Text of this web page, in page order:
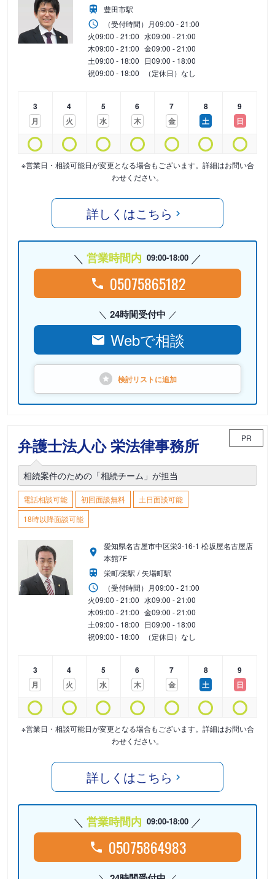
豊田市駅
（受付時間） 月09:00 - 21:00
火09:00 - 21:00 水09:00 - 21:00
木09:00 - 21:00 金09:00 - 21:00
土09:00 - 18:00 日09:00 - 18:00
祝09:00 - 18:00 （定休日）なし
3
月
4
火
5
水
6
木
7
金
8
土
9
日
※営業日・相談可能日が変更となる場合もございます。詳細はお問い合
わせください。
詳しくはこちら
営業時間内 09:00-18:00
05075865182
24時間受付中
Webで相談
検討リストに追加
弁護士法人心 栄法律事務所 PR
相続案件のための「相続チーム」が担当
電話相談可能 初回面談無料
土日面談可能
18時以降面談可能
愛知県名古屋市中区栄3-16-1 松坂屋名古屋店
本館7F
栄町/栄駅
矢場町駅
（受付時間） 月09:00 - 21:00
火09:00 - 21:00 水09:00 - 21:00
木09:00 - 21:00 金09:00 - 21:00
土09:00 - 18:00 日09:00 - 18:00
祝09:00 - 18:00 （定休日）なし
3
月
4
火
5
水
6
木
7
金
8
土
9
日
※営業日・相談可能日が変更となる場合もございます。詳細はお問い合
わせください。
詳しくはこちら
営業時間内 09:00-18:00
05075864983